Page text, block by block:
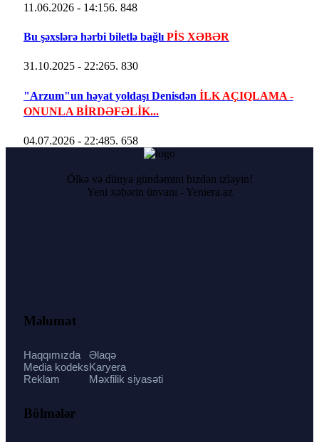
11.06.2026 - 14:156. 848
Bu şəxslərə hərbi biletlə bağlı PİS XƏBƏR
31.10.2025 - 22:265. 830
"Arzum"un həyat yoldaşı Denisdən İLK AÇIQLAMA -
ONUNLA BİRDƏFƏLİK...
04.07.2026 - 22:485. 658
Ölkə və dünya gündəmini bizdən izləyin!
Yeni xəbərin ünvanı - Yeniera.az
Məlumat
Haqqımızda
Media kodeks
Reklam
Əlaqə
Karyera
Məxfilik siyasəti
Bölmələr